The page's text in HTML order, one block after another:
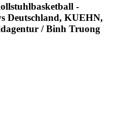
-
Deutschland, KUEHN,
/ Binh Truong